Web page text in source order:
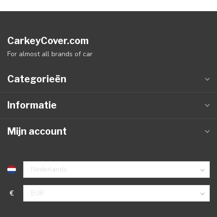
CarkeyCover.com
For almost all brands of car
Categorieën
Informatie
Mijn account
€